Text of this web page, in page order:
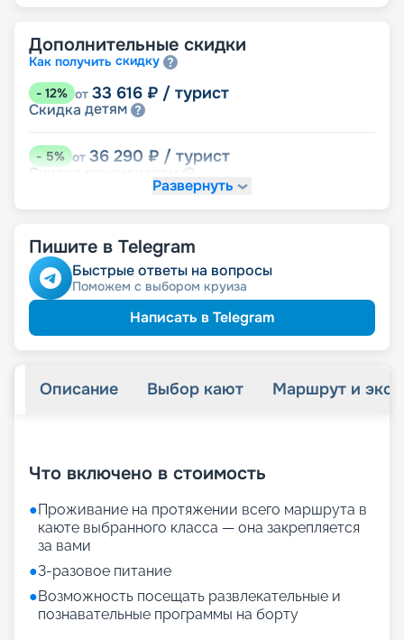
Дополнительные скидки
Как получить скидку
- 12% от 33 616 ₽ / турист
Скидка детям
-5% от 36 290 ₽ / турист
Скидка
именинникамРазвернуть
Пишите в Telegram
Быстрые ответы на вопросы
Поможем с выбором круиза
Написать в Telegram
Описание Выбор кают Маршрут и
Что включено в стоимость
●Проживание на протяжении всего маршрута в
каюте выбранного класса — она закрепляется
за вами
●3-разовое питание
●Возможность посещать развлекательные и
познавательные программы на борту